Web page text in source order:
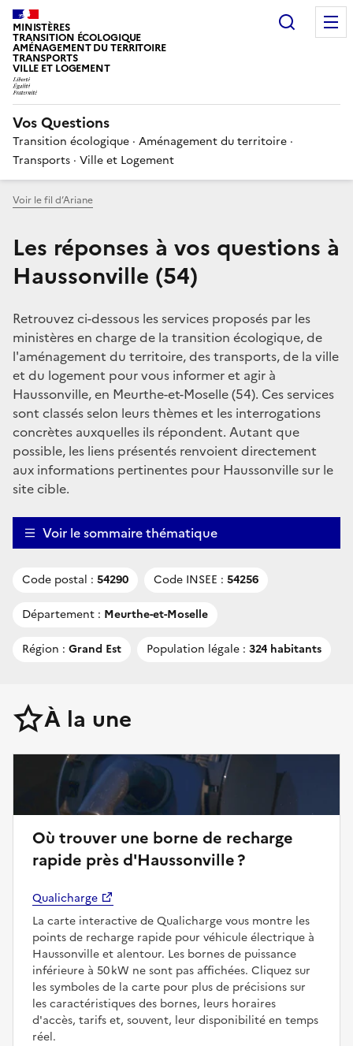
MINISTÈRES
TRANSITION ÉCOLOGIQUE
AMÉNAGEMENT DU TERRITOIRE
TRANSPORTS
VILLE ET LOGEMENT
Vos Questions
Transition écologique · Aménagement du territoire ·
Transports · Ville et Logement
Voir le fil d’Ariane
Les réponses à vos questions à
Haussonville (54)
Retrouvez ci-dessous les services proposés par les
ministères en charge de la transition écologique, de
l'aménagement du territoire, des transports, de la ville
et du logement pour vous informer et agir à
Haussonville, en Meurthe-et-Moselle (54). Ces services
sont classés selon leurs thèmes et les interrogations
concrètes auxquelles ils répondent. Autant que
possible, les liens présentés renvoient directement
aux informations pertinentes pour Haussonville sur le
site cible.
Voir le sommaire thématique
Code postal : 54290 Code INSEE : 54256
Département : Meurthe-et-Moselle
Région : Grand Est Population légale : 324 habitants
À la une
Où trouver une borne de recharge
rapide près d'Haussonville ?
Qualicharge
La carte interactive de Qualicharge vous montre les
points de recharge rapide pour véhicule électrique à
Haussonville et alentour. Les bornes de puissance
inférieure à 50 kW ne sont pas affichées. Cliquez sur
les symboles de la carte pour plus de précisions sur
les caractéristiques des bornes, leurs horaires
d'accès, tarifs et, souvent, leur disponibilité en temps
réel.